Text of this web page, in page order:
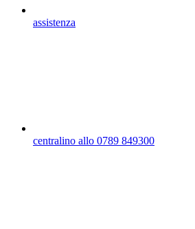
assistenza
centralino allo 0789 849300